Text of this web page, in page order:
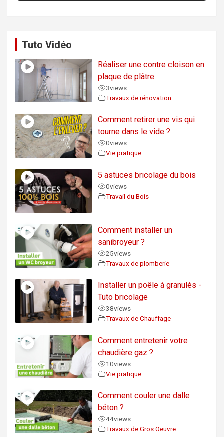
Tuto Vidéo
Réaliser une contre cloison en
plaque de plâtre
3views
Travaux de rénovation
Comment retirer une vis qui
tourne dans le vide ?
0views
Vie pratique
5 astuces bricolage du bois
0views
Travail du Bois
Comment installer un
sanibroyeur ?
25views
Travaux de plomberie
Installer un poêle à granulés -
Tuto bricolage
38views
Travaux de Chauffage
Comment entretenir votre
chaudière gaz ?
10views
Vie pratique
Comment couler une dalle
béton ?
44views
Travaux de Gros Oeuvre